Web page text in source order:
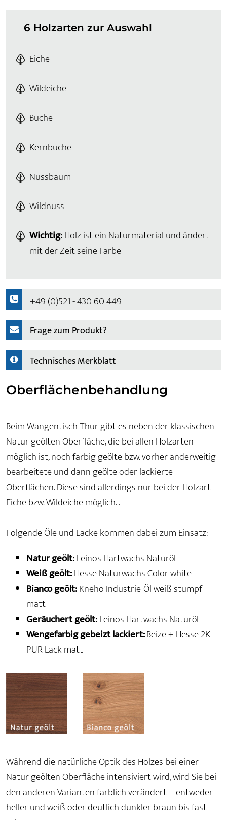
6 Holzarten zur Auswahl
Eiche
Wildeiche
Buche
Kernbuche
Nussbaum
Wildnuss
Wichtig:Holz ist ein Naturmaterial und ändert
mit der Zeit seine Farbe
+49 (0)521 - 430 60 449
Frage zum Produkt?
Technisches Merkblatt
Oberflächenbehandlung
Beim Wangentisch Thur gibt es neben der klassischen
Natur geölten Oberfläche, die bei allen Holzarten
möglich ist, noch farbig geölte bzw. vorher anderweitig
bearbeitete und dann geölte oder lackierte
Oberflächen. Diese sind allerdings nur bei der Holzart
Eiche bzw. Wildeiche möglich. .
Folgende Öle und Lacke kommen dabei zum Einsatz:
Natur geölt:Leinos Hartwachs Naturöl
Weiß geölt:Hesse Naturwachs Color white
Bianco geölt:Kneho Industrie-Öl weiß stumpf-
matt
Geräuchert geölt:Leinos Hartwachs Naturöl
Wengefarbig gebeizt lackiert:Beize + Hesse 2K
PUR Lack matt
Während die natürliche Optik des Holzes bei einer
Natur geölten Oberfläche intensiviert wird, wird Sie bei
den anderen Varianten farblich verändert – entweder
heller und weiß oder deutlich dunkler braun bis fast